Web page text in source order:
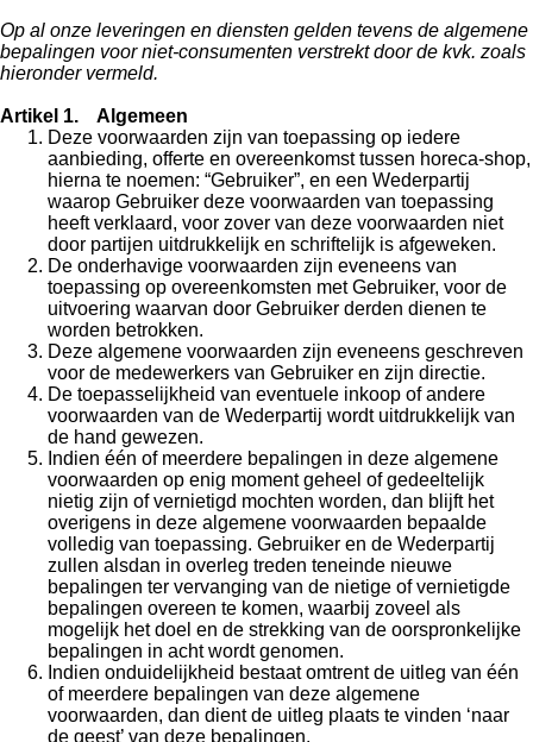
Op al onze leveringen en diensten gelden tevens de algemene
bepalingen voor niet-consumenten verstrekt door de kvk. zoals
hieronder vermeld.
Artikel 1. Algemeen
Deze voorwaarden zijn van toepassing op iedere
aanbieding, offerte en overeenkomst tussen horeca-shop,
hierna te noemen: “Gebruiker”, en een Wederpartij
waarop Gebruiker deze voorwaarden van toepassing
heeft verklaard, voor zover van deze voorwaarden niet
door partijen uitdrukkelijk en schriftelijk is afgeweken.
De onderhavige voorwaarden zijn eveneens van
toepassing op overeenkomsten met Gebruiker, voor de
uitvoering waarvan door Gebruiker derden dienen te
worden betrokken.
Deze algemene voorwaarden zijn eveneens geschreven
voor de medewerkers van Gebruiker en zijn directie.
De toepasselijkheid van eventuele inkoop­ of andere
voorwaarden van de Wederpartij wordt uitdrukkelijk van
de hand gewezen.
Indien één of meerdere bepalingen in deze algemene
voorwaarden op enig moment geheel of gedeeltelijk
nietig zijn of vernietigd mochten worden, dan blijft het
overigens in deze algemene voorwaarden bepaalde
volledig van toepassing. Gebruiker en de Wederpartij
zullen alsdan in overleg treden teneinde nieuwe
bepalingen ter vervanging van de nietige of vernietigde
bepalingen overeen te komen, waarbij zoveel als
mogelijk het doel en de strekking van de oorspronkelijke
bepalingen in acht wordt genomen.
Indien onduidelijkheid bestaat omtrent de uitleg van één
of meerdere bepalingen van deze algemene
voorwaarden, dan dient de uitleg plaats te vinden ‘naar
de geest’ van deze bepalingen.